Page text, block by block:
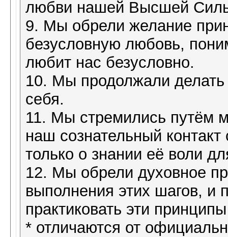
любви нашей Высшей
9. Мы обрели желание
безусловную любовь,
любит нас безусловно.
10. Мы продолжали
себя.
11. Мы стремились путём
наш сознательный
только о знании её воли
12. Мы обрели духовное
выполнения этих шагов, и
практиковать эти
* отличаются от